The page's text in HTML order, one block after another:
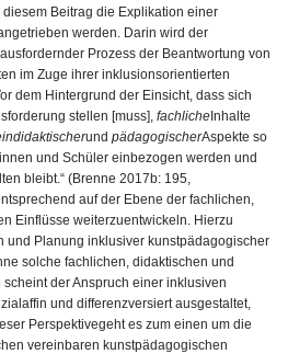
Beitrag die Explikation einer
werden. Darin wird der
Prozess der Beantwortung von
im Zuge ihrer inklusionsorientierten
dem Hintergrund der Einsicht, dass sich
stellen [muss], fachlicheInhalte
und pädagogischerAspekte so
und Schüler einbezogen werden und
bleibt.“ (Brenne 2017b: 195,
auf der Ebene der fachlichen,
Einflüsse weiterzuentwickeln. Hierzu
und Planung inklusiver kunstpädagogischer
solche fachlichen, didaktischen und
der Anspruch einer inklusiven
und differenzversiert ausgestaltet,
Perspektivegeht es zum einen um die
vereinbaren kunstpädagogischen